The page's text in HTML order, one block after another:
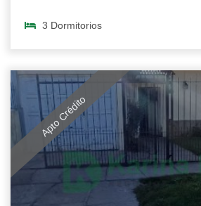
3 Dormitorios
Apto Crédito